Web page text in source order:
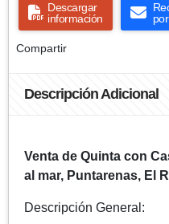
Descargar
información
Compartir
Descripción Adicional
Venta de Quinta con
al mar, Puntarenas, El
Descripción General: